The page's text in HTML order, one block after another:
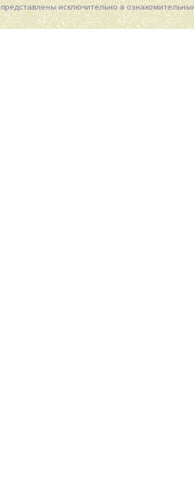
представлены исключительно в